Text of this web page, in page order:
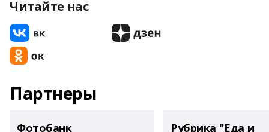
Читайте нас
Партнеры
Фотобанк Рубрика "Еда и